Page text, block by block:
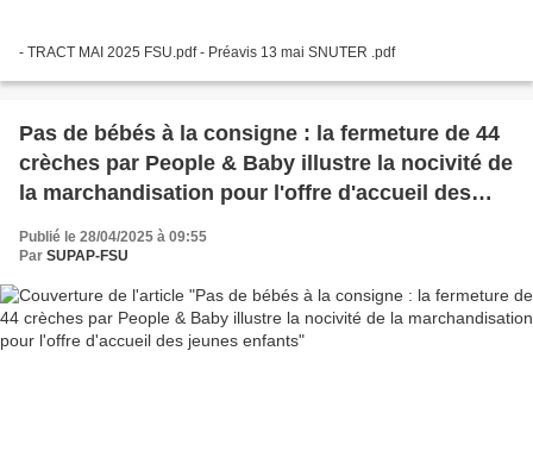
- TRACT MAI 2025 FSU.pdf - Préavis 13 mai SNUTER .pdf
Pas de bébés à la consigne : la fermeture de 44
crèches par People & Baby illustre la nocivité de
la marchandisation pour l'offre d'accueil des
jeunes enfants
Publié le 28/04/2025 à 09:55
Par SUPAP-FSU